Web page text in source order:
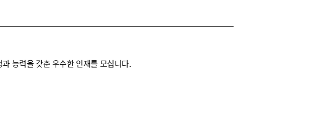
능력을 갖춘 우수한 인재를 모십니다.